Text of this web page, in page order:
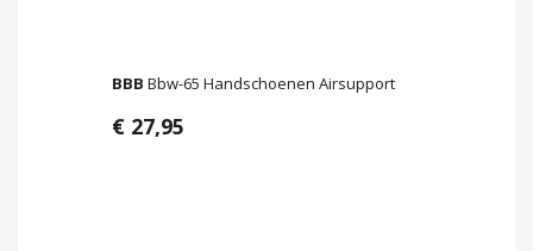
BBB Bbw-65 Handschoenen Airsupport
€ 27,95